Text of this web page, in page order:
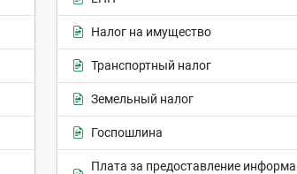
Налог на имущество
Транспортный налог
Земельный налог
Госпошлина
Плата за предоставление